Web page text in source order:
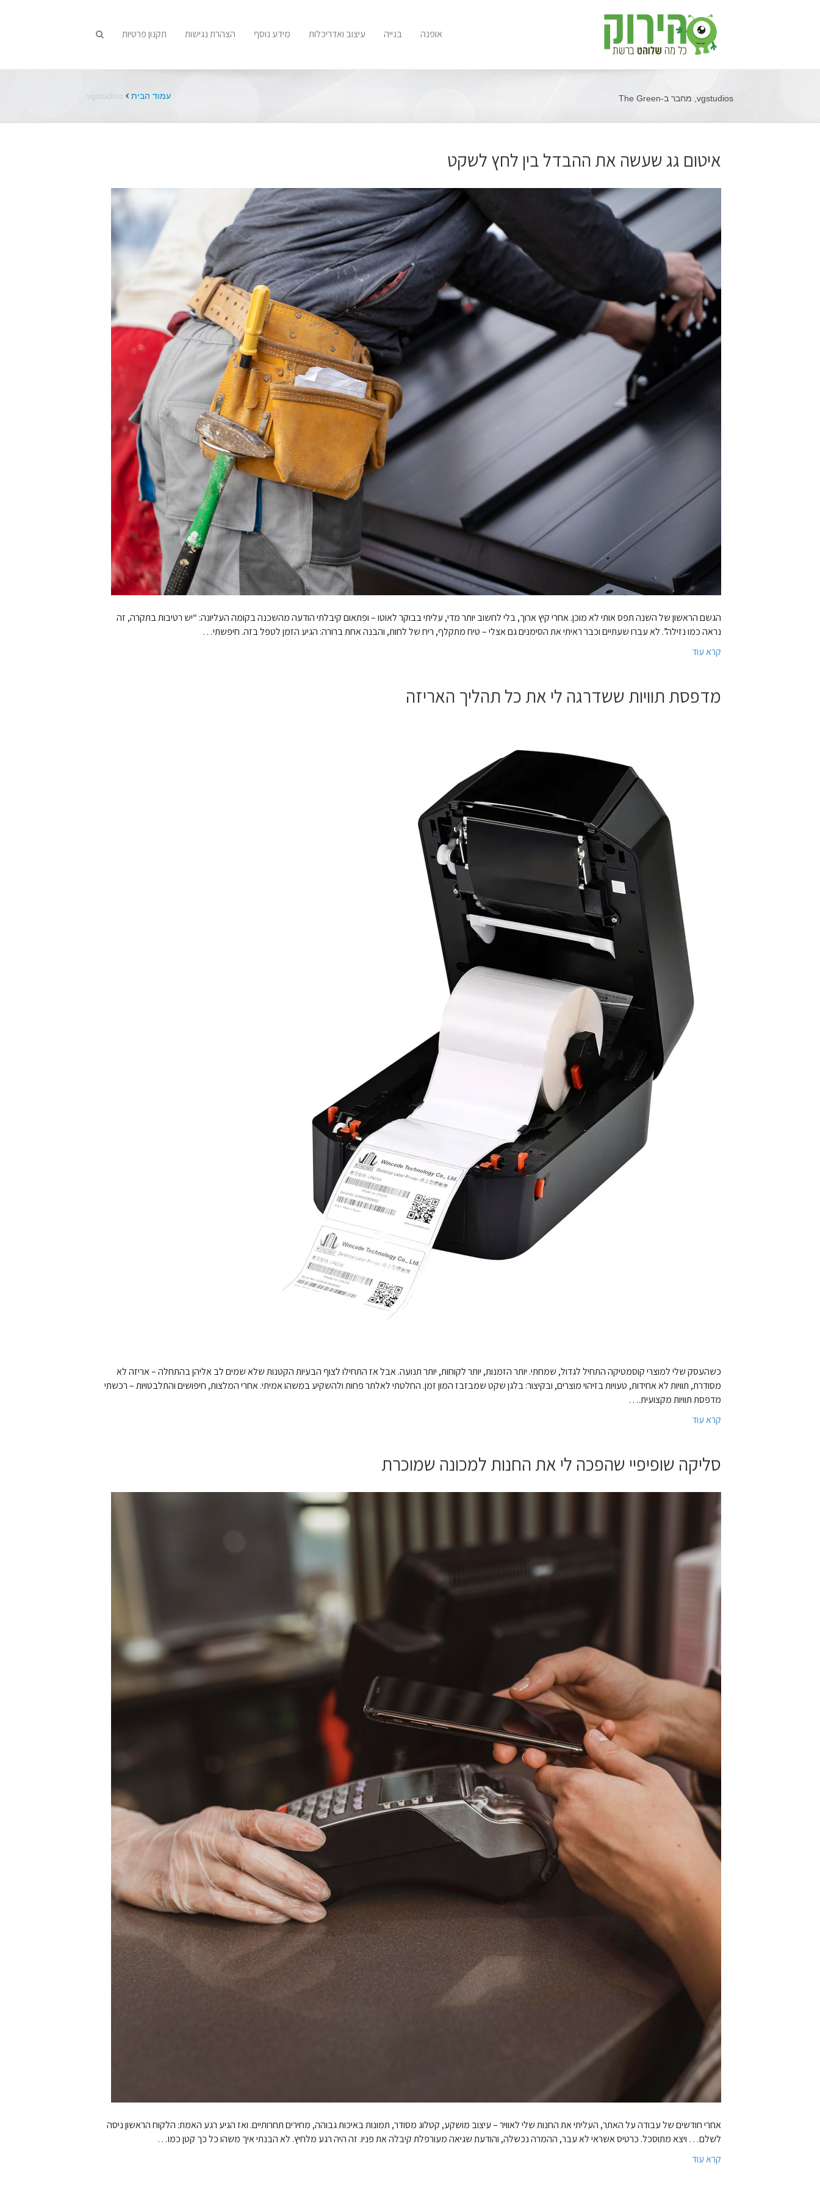
אופנה בנייה עיצוב ואדריכלות מידע נוסף הצהרת נגישות תקנון פרטיות
vgstudios, מחבר ב-The Green עמוד הבית vgstudios
איטום גג שעשה את ההבדל בין לחץ לשקט
הגשם הראשון של השנה תפס אותי לא מוכן. אחרי קיץ ארוך, בלי לחשוב יותר מדי, עליתי בבוקר לאוטו – ופתאום קיבלתי הודעה מהשכנה בקומה העליונה: “יש רטיבות בתקרה, זה
נראה כמו נזילה”. לא עברו שעתיים וכבר ראיתי את הסימנים גם אצלי – טיח מתקלף, ריח של לחות, והבנה אחת ברורה: הגיע הזמן לטפל בזה. חיפשתי…
קרא עוד
מדפסת תוויות ששדרגה לי את כל תהליך האריזה
כשהעסק שלי למוצרי קוסמטיקה התחיל לגדול, שמחתי. יותר הזמנות, יותר לקוחות, יותר תנועה. אבל אז התחילו לצוף הבעיות הקטנות שלא שמים לב אליהן בהתחלה – אריזה לא
מסודרת, תוויות לא אחידות, טעויות בזיהוי מוצרים, ובקיצור: בלגן שקט שמבזבז המון זמן. החלטתי לאלתר פחות ולהשקיע במשהו אמיתי. אחרי המלצות, חיפושים והתלבטויות – רכשתי
מדפסת תוויות מקצועית.…
קרא עוד
סליקה שופיפיי שהפכה לי את החנות למכונה שמוכרת
אחרי חודשים של עבודה על האתר, העליתי את החנות שלי לאוויר – עיצוב מושקע, קטלוג מסודר, תמונות באיכות גבוהה, מחירים תחרותיים. ואז הגיע רגע האמת: הלקוח הראשון ניסה
לשלם… ויצא מתוסכל. כרטיס אשראי לא עבר, ההמרה נכשלה, והודעת שגיאה מעורפלת קיבלה את פניו. זה היה רגע מלחיץ. לא הבנתי איך משהו כל כך קטן כמו…
קרא עוד